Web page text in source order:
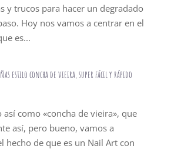
y trucos para hacer un degradado
Hoy nos vamos a centrar en el
es...
estilo concha de vieira, super fácil y rápido
así como «concha de vieira», que
así, pero bueno, vamos a
hecho de que es un Nail Art con